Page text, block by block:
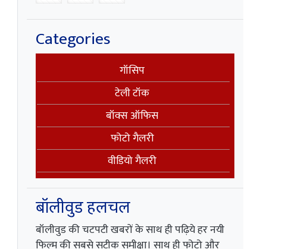
Categories
गॉसिप
टेली टॉक
बॉक्स ऑफिस
फोटो गैलरी
वीडियो गैलरी
बॉलीवुड हलचल
बॉलीवुड की चटपटी खबरों के साथ ही पढ़िये हर नयी
फिल्म की सबसे सटीक समीक्षा। साथ ही फोटो और